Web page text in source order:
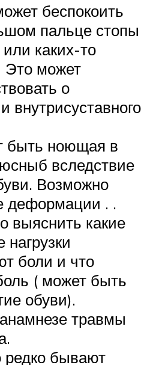
беспокоить
пальце стопы
каких-то
Это может
о
внутрисуставного
быть ноющая в
вследствие
Возможно
деформации . .
выяснить какие
боли и что
( может быть
обуви).
травмы
редко бывают